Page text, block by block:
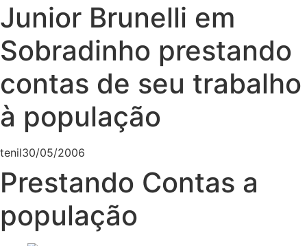
Junior Brunelli em
Sobradinho prestando
contas de seu trabalho
à população
tenil30/05/2006
Prestando Contas a
população